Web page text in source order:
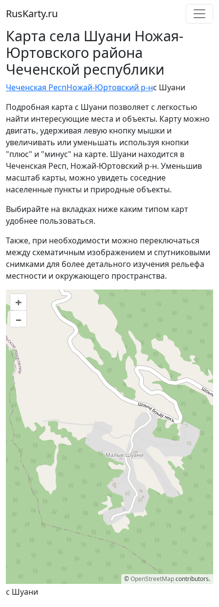
RusKarty.ru
Карта села Шуани Ножая-
Юртовского района
Чеченской республики
Чеченская РеспНожай-Юртовский р-нс Шуани
Подробная карта с Шуани позволяет с легкостью
найти интересующие места и объекты. Карту можно
двигать, удерживая левую кнопку мышки и
увеличивать или уменьшать используя кнопки
"плюс" и "минус" на карте. Шуани находится в
Чеченская Респ, Ножай-Юртовский р-н. Уменьшив
масштаб карты, можно увидеть соседние
населенные пункты и природные объекты.
Выбирайте на вкладках ниже каким типом карт
удобнее пользоваться.
Также, при необходимости можно переключаться
между схематичным изображением и спутниковыми
снимками для более детального изучения рельефа
местности и окружающего пространства.
+
–
©OpenStreetMapcontributors.
с Шуани